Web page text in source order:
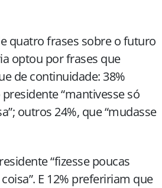
quatro frases sobre o futuro
optou por frases que
de continuidade: 38%
“mantivesse só
outros 24%, que “mudasse
“fizesse poucas
E 12% prefeririam que